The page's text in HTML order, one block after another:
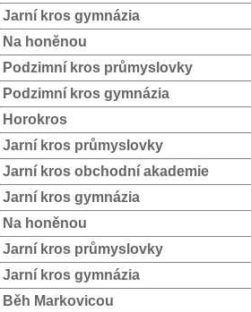
Jarní kros gymnázia
Na honěnou
Podzimní kros průmyslovky
Podzimní kros gymnázia
Horokros
Jarní kros průmyslovky
Jarní kros obchodní akademie
Jarní kros gymnázia
Na honěnou
Jarní kros průmyslovky
Jarní kros gymnázia
Běh Markovicou